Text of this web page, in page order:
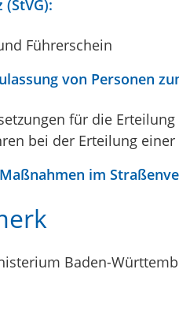
Führerschein
von Personen
für die
bei der Erteilung
im
Baden-